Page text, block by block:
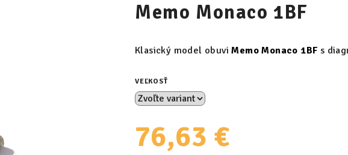
Memo Monaco 1BF
Klasický model obuviMemo Monaco 1BF s
VEĽKOSŤ
76,63 €